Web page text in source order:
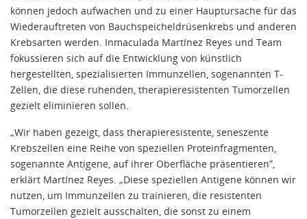
können jedoch aufwachen und zu einer Hauptursache für das
Wiederauftreten von Bauchspeicheldrüsenkrebs und anderen
Krebsarten werden. Inmaculada Martínez Reyes und Team
fokussieren sich auf die Entwicklung von künstlich
hergestellten, spezialisierten Immunzellen, sogenannten T-
Zellen, die diese ruhenden, therapieresistenten Tumorzellen
gezielt eliminieren sollen.
„Wir haben gezeigt, dass therapieresistente, seneszente
Krebszellen eine Reihe von speziellen Proteinfragmenten,
sogenannte Antigene, auf ihrer Oberfläche präsentieren”,
erklärt Martínez Reyes. „Diese speziellen Antigene können wir
nutzen, um Immunzellen zu trainieren, die resistenten
Tumorzellen gezielt ausschalten, die sonst zu einem